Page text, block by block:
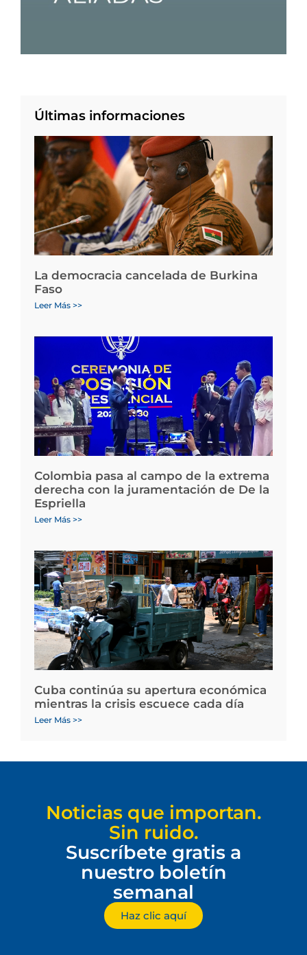
Últimas informaciones
La democracia cancelada de Burkina
Faso
Leer Más >>
Colombia pasa al campo de la extrema
derecha con la juramentación de De la
Espriella
Leer Más >>
Cuba continúa su apertura económica
mientras la crisis escuece cada día
Leer Más >>
Noticias que importan.
Sin ruido.
Suscríbete gratis a
nuestro boletín
semanal
Haz clic aquí